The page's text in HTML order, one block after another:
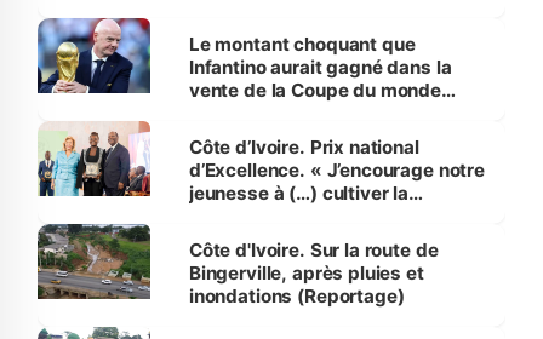
Le montant choquant que
Infantino aurait gagné dans la
vente de la Coupe du monde
Côte d’Ivoire. Prix national
d’Excellence. « J’encourage notre
jeunesse à (…) cultiver la
(Alassane Ouattara
Côte d'Ivoire. Sur la route de
Bingerville, après pluies et
inondations (Reportage)